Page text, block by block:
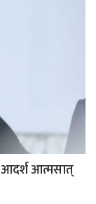
आदर्श आत्मसात्